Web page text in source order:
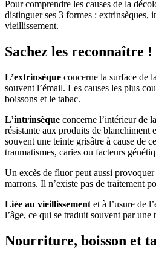
Pour comprendre les causes de la
distinguer ses 3 formes : extrinsèques,
vieillissement.
Sachez les reconnaître !
L’extrinsèque concerne la surface de
souvent l’émail. Les causes les plus
boissons et le tabac.
L’intrinsèque concerne l’intérieur de
résistante aux produits de blanchiment
souvent une teinte grisâtre à cause de
traumatismes, caries ou facteurs
Un excès de fluor peut aussi provoquer
marrons. Il n’existe pas de traitement
Liée au vieillissement et à l’usure de
l’âge, ce qui se traduit souvent par une
Nourriture, boisson et